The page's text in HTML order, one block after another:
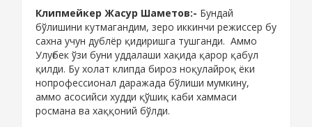
Клипмейкер Жасур Шаметов:- Бундай
бўлишини кутмагандим, зеро иккинчи режиссер бу
сахна учун дублёр қидиришга тушганди. Аммо
Улуғбек ўзи буни уддалаши хақида қарор қабул
қилди. Бу холат клипда бироз ноқулайроқ ёки
нопрофессионал даражада бўлиши мумкину,
аммо асосийси худди қўшиқ каби хаммаси
росмана ва хаққоний бўлди.